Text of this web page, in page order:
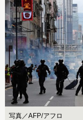
写真／AFP/アフロ